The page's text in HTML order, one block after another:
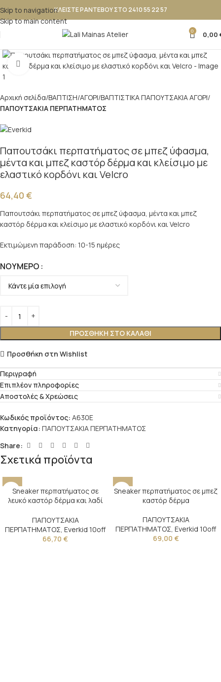
Skip to navigation
Skip to main content
ΚΛΕΙΣΤΕ ΡΑΝΤΕΒΟΥ ΣΤΟ 2410 55 22 57
0 0,00
Κλικ για μεγέθυνση
Αρχική σελίδα ΒΑΠΤΙΣΗ ΑΓΟΡΙ ΒΑΠΤΙΣΤΙΚΑ ΠΑΠΟΥΤΣAKIA ΑΓΟΡΙ
ΠΑΠΟΥΤΣΑΚΙΑ ΠΕΡΠΑΤΗΜΑΤΟΣ
Παπουτσάκι περπατήματος σε μπεζ ύφασμα,
μέντα και μπεζ καστόρ δέρμα και κλείσιμο με
ελαστικό κορδόνι και Velcro
64,40 €
Παπουτσάκι περπατήματος σε μπεζ ύφασμα, μέντα και μπεζ
καστόρ δέρμα και κλείσιμο με ελαστικό κορδόνι και Velcro
Εκτιμώμενη παράδοση: 10-15 ημέρες
ΝΟΎΜΕΡΟ
ΠΡΟΣΘΉΚΗ ΣΤΟ ΚΑΛΆΘΙ
Προσθήκη στη Wishlist
Περιγραφή
Επιπλέον πληροφορίες
Αποστολές & Χρεώσεις
Κωδικός προϊόντος: A630E
Κατηγορία: ΠΑΠΟΥΤΣΑΚΙΑ ΠΕΡΠΑΤΗΜΑΤΟΣ
Share:
Σχετικά προϊόντα
Sneaker περπατήματος σε
λευκό καστόρ δέρμα και λαδί
ΠΑΠΟΥΤΣΑΚΙΑ
ΠΕΡΠΑΤΗΜΑΤΟΣ, Everkid 10off
66,70 €
Sneaker περπατήματος σε μπεζ
καστόρ δέρμα
ΠΑΠΟΥΤΣΑΚΙΑ
ΠΕΡΠΑΤΗΜΑΤΟΣ, Everkid 10off
69,00 €